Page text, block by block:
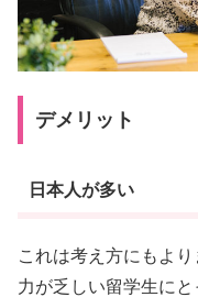
デメリット
日本人が多い
これは考え方にもよ
力が乏しい留学生に